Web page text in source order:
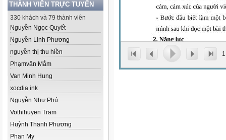
THÀNH VIÊN TRỰC TUYẾN
330 khách và 79 thành viên
Nguyễn Ngọc Quyết
Nguyễn Linh Phương
nguyễn thị thu hiền
Phạmvăn Mắm
Van Minh Hung
xocdia ink
Nguyễn Như Phú
Vothihuyen Tram
Huỳnh Thanh Phương
Phan My
1